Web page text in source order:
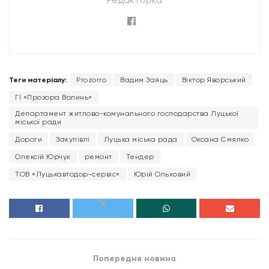
Теги матеріалу: Prozorro Вадим Заяць Віктор Яворський
ГІ «Прозора Волинь»
Департамент житлово-комунального господарства Луцької
міської ради
Дороги Закупівлі Луцька міська рада Оксана Смялко
Олексій Юрчук ремонт Тендер
ТОВ «Луцькавтодор-сервіс» Юрій Ольховий
Попередня новина